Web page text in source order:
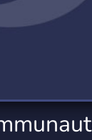
Travel